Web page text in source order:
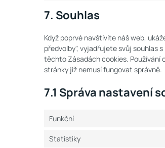
7. Souhlas
Když poprvé navštívíte náš web,
předvolby", vyjadřujete svůj souhlas
těchto Zásadách cookies. Používání
stránky již nemusí fungovat správně.
7.1 Správa nastavení
Funkční
Statistiky